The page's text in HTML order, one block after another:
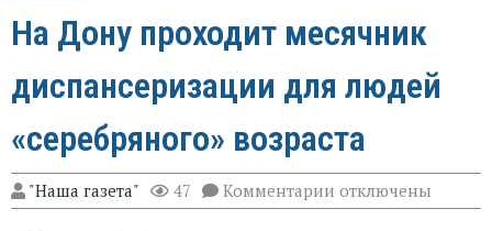
На Дону проходит месячник
диспансеризации для людей
«серебряного» возраста
"Наша газета" 47 Комментарии к
записи
отключены